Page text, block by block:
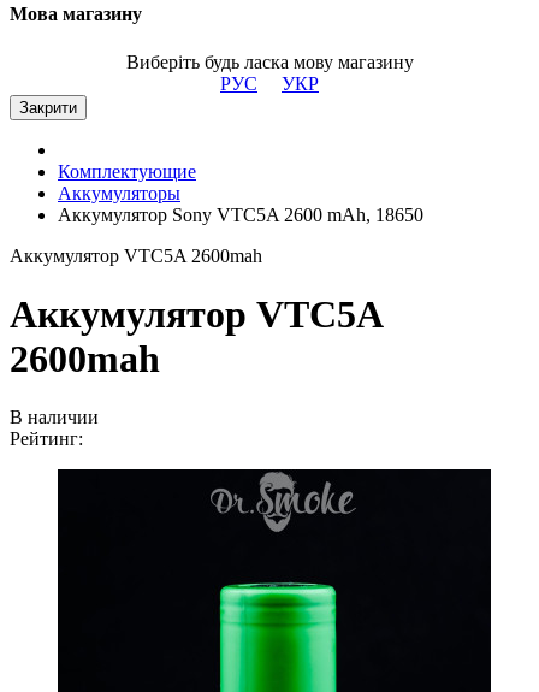
Мова магазину
Виберіть будь ласка мову магазину
РУС
УКР
Закрити
Комплектующие
Аккумуляторы
Аккумулятор Sony VTC5A 2600 mAh, 18650
Аккумулятор VTC5A 2600mah
Аккумулятор VTC5A
2600mah
В наличии
Рейтинг: